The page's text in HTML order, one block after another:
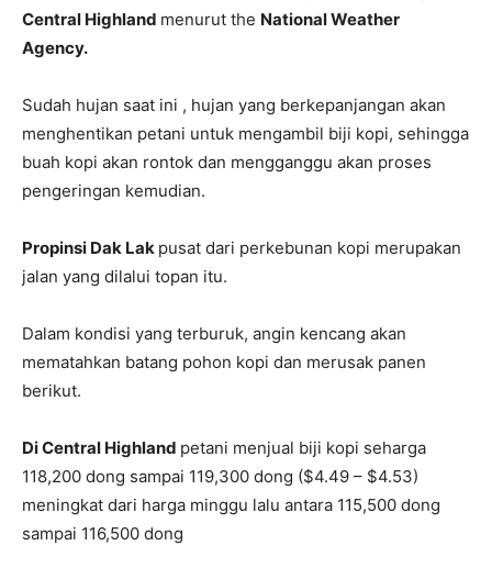
Central Highland menurut the National Weather
Agency.
Sudah hujan saat ini , hujan yang berkepanjangan akan
menghentikan petani untuk mengambil biji kopi, sehingga
buah kopi akan rontok dan mengganggu akan proses
pengeringan kemudian.
Propinsi Dak Lak pusat dari perkebunan kopi merupakan
jalan yang dilalui topan itu.
Dalam kondisi yang terburuk, angin kencang akan
mematahkan batang pohon kopi dan merusak panen
berikut.
Di Central Highland petani menjual biji kopi seharga
118,200 dong sampai 119,300 dong ($4.49 – $4.53)
meningkat dari harga minggu lalu antara 115,500 dong
sampai 116,500 dong